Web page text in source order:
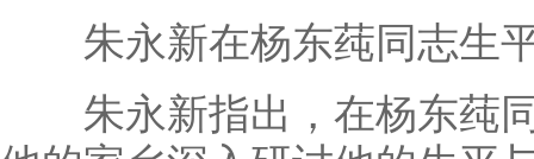
朱永新在杨东莼同志生平
朱永新指出，在杨东莼同